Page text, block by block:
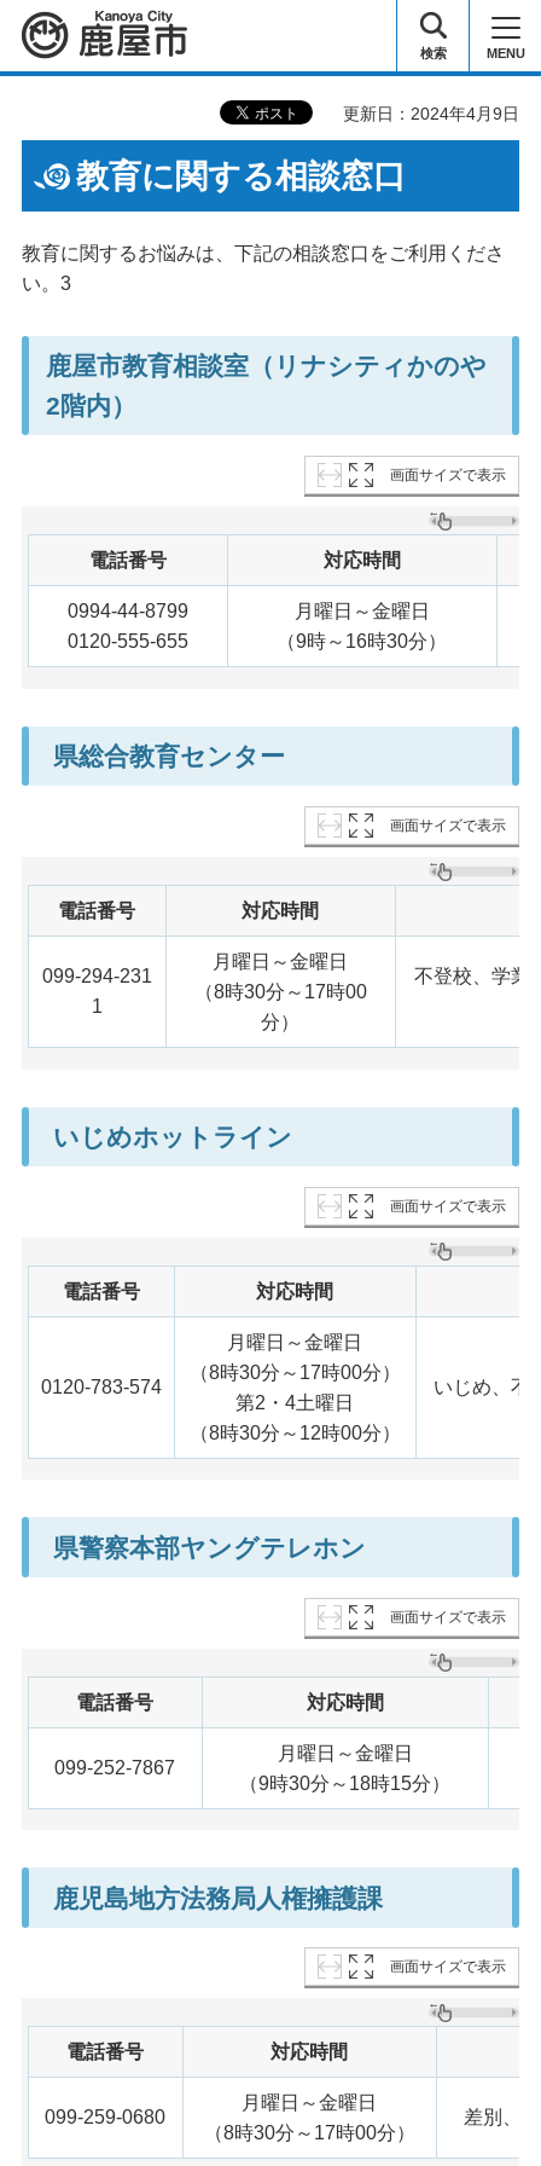
鹿屋市 検索 MENU
更新日：2024年4月9日
教育に関する相談窓口
教育に関するお悩みは、下記の相談窓口をご利用くださ
い。3
鹿屋市教育相談室（リナシティかのや
2階内）
画面サイズで表示
電話番号 対応時間
0994-44-8799
0120-555-655
月曜日～金曜日
（9時～16時30分）
県総合教育センター
画面サイズで表示
電話番号 対応時間
099-294-231
1
月曜日～金曜日
（8時30分～17時00
分）
不登校、学業
いじめホットライン
画面サイズで表示
電話番号 対応時間
0120-783-574
月曜日～金曜日
（8時30分～17時00分）
第2・4土曜日
（8時30分～12時00分）
いじめ、不
県警察本部ヤングテレホン
画面サイズで表示
電話番号 対応時間
099-252-7867
月曜日～金曜日
（9時30分～18時15分）
鹿児島地方法務局人権擁護課
画面サイズで表示
電話番号 対応時間
099-259-0680
月曜日～金曜日
（8時30分～17時00分）
差別、